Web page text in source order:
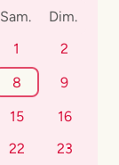
Sam.
Dim.
1
2
8
9
15
16
22
23